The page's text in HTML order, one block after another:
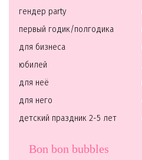
гендер party
первый годик/полгодика
для бизнеса
юбилей
для неё
для него
детский праздник 2-5 лет
Bon bon bubbles